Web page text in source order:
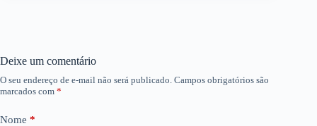
Deixe um comentário
O seu endereço de e-mail não será publicado. Campos obrigatórios são
marcados com *
Nome *